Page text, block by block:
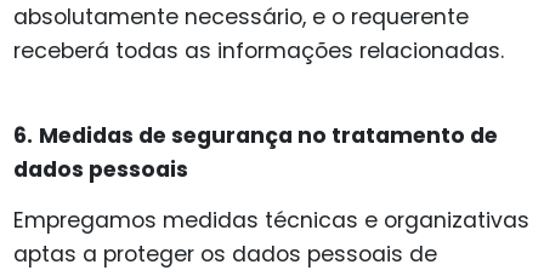
absolutamente necessário, e o requerente
receberá todas as informações relacionadas.
6. Medidas de segurança no tratamento de
dados pessoais
Empregamos medidas técnicas e organizativas
aptas a proteger os dados pessoais de